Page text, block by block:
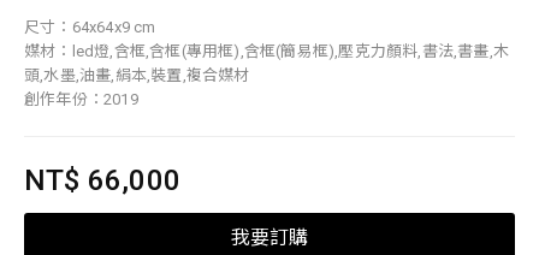
尺寸：64x64x9 cm
媒材：led燈,含框,含框(專用框),含框(簡易框),壓克力顏料,書法,書畫,木
頭,水墨,油畫,絹本,裝置,複合媒材
創作年份：2019
NT$ 66,000
我要訂購